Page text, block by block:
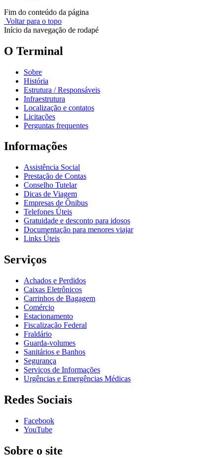
Fim do conteúdo da página
Voltar para o topo
Início da navegação de rodapé
O Terminal
Sobre
História
Estrutura / Responsáveis
Infraestrutura
Localização e contatos
Licitações
Perguntas frequentes
Informações
Assistência Social
Prestação de Contas
Conselho Tutelar
Dicas de Viagem
Empresas de Ônibus
Telefones Úteis
Gratuidade e desconto para idosos
Documentação para menores viajar
Links Úteis
Serviços
Achados e Perdidos
Caixas Eletrônicos
Carrinhos de Bagagem
Comércio
Estacionamento
Fiscalização Federal
Fraldário
Guarda-volumes
Sanitários e Banhos
Segurança
Serviços de Informações
Urgências e Emergências Médicas
Redes Sociais
Facebook
YouTube
Sobre o site